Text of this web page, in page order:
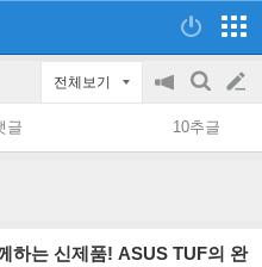
전체보기
공
지
on/off
검
색
글
쓰
글 10추글
하는 신제품! ASUS TUF의 완